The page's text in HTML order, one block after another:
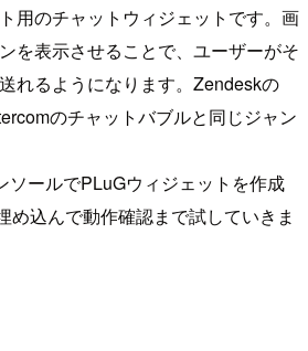
用のチャットウィジェットです。画
を表示させることで、ユーザーがそ
れるようになります。Zendeskの
のチャットバブルと同じジャン
ソールでPLuGウィジェットを作成
め込んで動作確認まで試していきま